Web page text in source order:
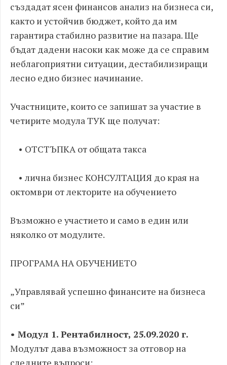
създадат ясен финансов анализ на бизнеса си,
както и устойчив бюджет, който да им
гарантира стабилно развитие на пазара. Ще
бъдат дадени насоки как може да се справим
неблагоприятни ситуации, дестабилизиращи
лесно едно бизнес начинание.
Участниците, които се запишат за участие в
четирите модула ТУК ще получат:
• ОТСТЪПКА от общата такса
• лична бизнес КОНСУЛТАЦИЯ до края на
октомври от лекторите на обучението
Възможно е участието и само в един или
няколко от модулите.
ПРОГРАМА НА ОБУЧЕНИЕТО
„Управлявай успешно финансите на бизнеса
си”
• Модул 1. Рентабилност, 25.09.2020 г.
Модулът дава възможност за отговор на
следните въпроси: